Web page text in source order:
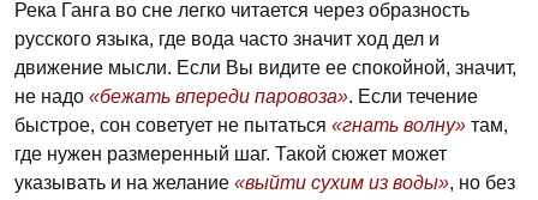
Река Ганга во сне легко читается через образность
русского языка, где вода часто значит ход дел и
движение мысли. Если Вы видите ее спокойной, значит,
не надо «бежать впереди паровоза». Если течение
быстрое, сон советует не пытаться «гнать волну» там,
где нужен размеренный шаг. Такой сюжет может
указывать и на желание «выйти сухим из воды», но без